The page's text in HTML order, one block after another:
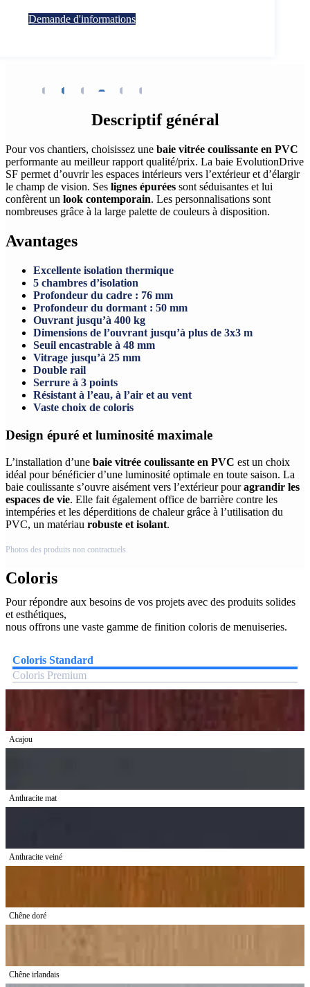
Demande d'informations
Descriptif général
Pour vos chantiers, choisissez une baie vitrée coulissante en PVC
performante au meilleur rapport qualité/prix. La baie EvolutionDrive
SF permet d’ouvrir les espaces intérieurs vers l’extérieur et d’élargir
le champ de vision. Ses lignes épurées sont séduisantes et lui
confèrent un look contemporain. Les personnalisations sont
nombreuses grâce à la large palette de couleurs à disposition.
Avantages
Excellente isolation thermique
5 chambres d’isolation
Profondeur du cadre : 76 mm
Profondeur du dormant : 50 mm
Ouvrant jusqu’à 400 kg
Dimensions de l’ouvrant jusqu’à plus de 3x3 m
Seuil encastrable à 48 mm
Vitrage jusqu’à 25 mm
Double rail
Serrure à 3 points
Résistant à l’eau, à l’air et au vent
Vaste choix de coloris
Design épuré et luminosité maximale
L’installation d’une baie vitrée coulissante en PVC est un choix
idéal pour bénéficier d’une luminosité optimale en toute saison. La
baie coulissante s’ouvre aisément vers l’extérieur pouragrandir les
espaces de vie. Elle fait également office de barrière contre les
intempéries et les déperditions de chaleur grâce à l’utilisation du
PVC, un matériau robuste et isolant.
Photos des produits non contractuels.
Coloris
Pour répondre aux besoins de vos projets avec des produits solides
et esthétiques,
nous offrons une vaste gamme de finition coloris de menuiseries.
Coloris Standard
Coloris Premium
Acajou
Anthracite mat
Anthracite veiné
Chêne doré
Chêne irlandais